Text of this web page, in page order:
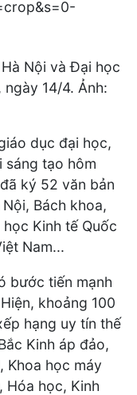
Nội và Đại học
14/4. Ảnh:
dục đại học,
sáng tạo hôm
ký 52 văn bản
Bách khoa,
Kinh tế Quốc
Nam...
bước tiến mạnh
khoảng 100
hạng uy tín thế
Kinh áp đảo,
Khoa học máy
Hóa học, Kinh